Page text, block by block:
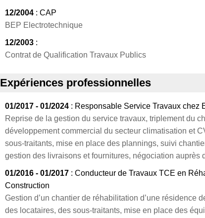
12/2004 : CAP
BEP Electrotechnique
12/2003 :
Contrat de Qualification Travaux Publics
Expériences professionnelles
01/2017 - 01/2024 : Responsable Service Travaux chez
Reprise de la gestion du service travaux, triplement du
développement commercial du secteur climatisation et
sous-traitants, mise en place des plannings, suivi
gestion des livraisons et fournitures, négociation auprès
01/2016 - 01/2017 : Conducteur de Travaux TCE en
Construction
Gestion d’un chantier de réhabilitation d’une résidence
des locataires, des sous-traitants, mise en place des